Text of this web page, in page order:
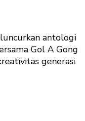
antologi
Gol A Gong
generasi